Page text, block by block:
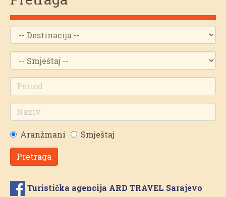
Aranžmani Smještaj
Pretraga
Turistička agencija ARD TRAVEL Sarajevo